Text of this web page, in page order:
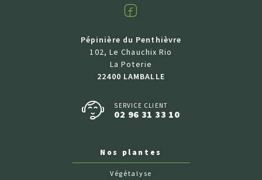
Facebook
Pépinière du Penthièvre
102, Le Chauchix Rio
La Poterie
22400 LAMBALLE
SERVICE CLIENT
02 96 31 33 10
Nos plantes
Végétalyse